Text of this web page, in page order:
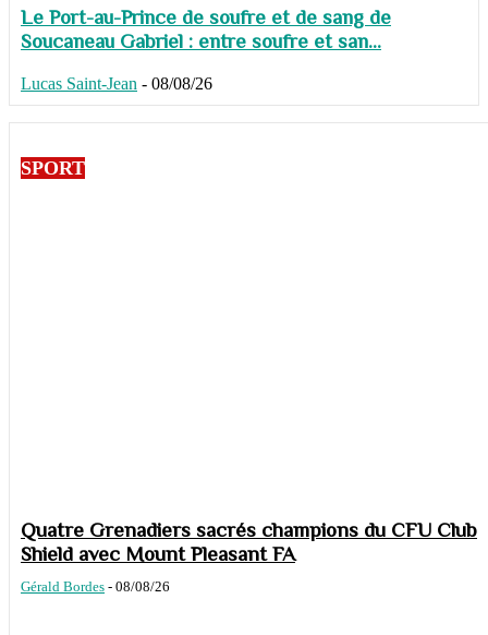
Le Port-au-Prince de soufre et de sang de
Soucaneau Gabriel : entre soufre et san...
Lucas Saint-Jean - 08/08/26
SPORT
Quatre Grenadiers sacrés champions du CFU Club
Shield avec Mount Pleasant FA
Gérald Bordes - 08/08/26